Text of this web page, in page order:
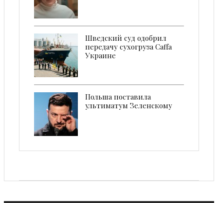
Шведский суд одобрил
передачу сухогруза Caffa
Украине
Польша поставилa
ультиматум Зеленскому